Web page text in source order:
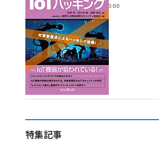
2022年6月14日 0:00
特集記事